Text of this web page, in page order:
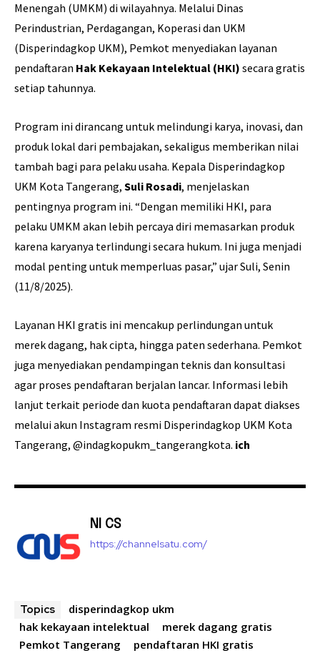
Menengah (UMKM) di wilayahnya. Melalui Dinas
Perindustrian, Perdagangan, Koperasi dan UKM
(Disperindagkop UKM), Pemkot menyediakan layanan
pendaftaran Hak Kekayaan Intelektual (HKI) secara gratis
setiap tahunnya.
Program ini dirancang untuk melindungi karya, inovasi, dan
produk lokal dari pembajakan, sekaligus memberikan nilai
tambah bagi para pelaku usaha. Kepala Disperindagkop
UKM Kota Tangerang, Suli Rosadi, menjelaskan
pentingnya program ini. “Dengan memiliki HKI, para
pelaku UMKM akan lebih percaya diri memasarkan produk
karena karyanya terlindungi secara hukum. Ini juga menjadi
modal penting untuk memperluas pasar,” ujar Suli, Senin
(11/8/2025).
Layanan HKI gratis ini mencakup perlindungan untuk
merek dagang, hak cipta, hingga paten sederhana. Pemkot
juga menyediakan pendampingan teknis dan konsultasi
agar proses pendaftaran berjalan lancar. Informasi lebih
lanjut terkait periode dan kuota pendaftaran dapat diakses
melalui akun Instagram resmi Disperindagkop UKM Kota
Tangerang, @indagkopukm_tangerangkota. ich
NI CS
https://channelsatu.com/
Topics
disperindagkop ukm
hak kekayaan intelektual
merek dagang gratis
Pemkot Tangerang
pendaftaran HKI gratis